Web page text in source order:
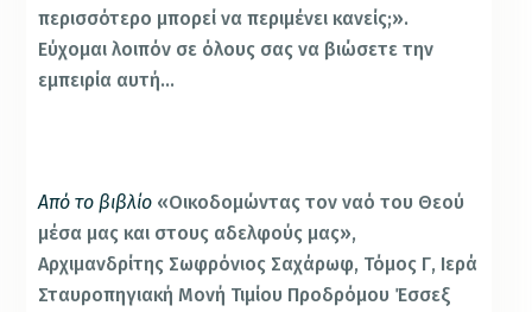
περισσότερο μπορεί να περιμένει κανείς;».
Εύχομαι λοιπόν σε όλους σας να βιώσετε την
εμπειρία αυτή…
Από το βιβλίο «Οικοδομώντας τον ναό του Θεού
μέσα μας και στους αδελφούς μας»,
Αρχιμανδρίτης Σωφρόνιος Σαχάρωφ, Τόμος Γ, Ιερά
Σταυροπηγιακή Μονή Τιμίου Προδρόμου Έσσεξ